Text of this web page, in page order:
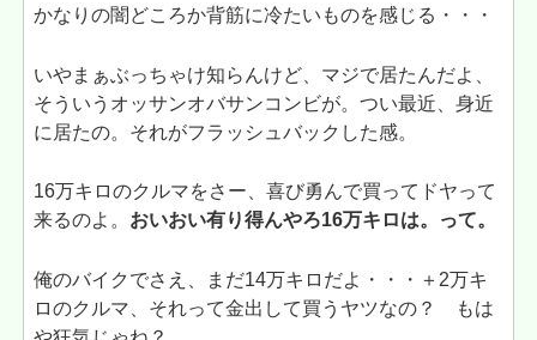
かなりの闇どころか背筋に冷たいものを感じる・・・
いやまぁぶっちゃけ知らんけど、マジで居たんだよ、
そういうオッサンオバサンコンビが。つい最近、身近
に居たの。それがフラッシュバックした感。
16万キロのクルマをさー、喜び勇んで買ってドヤって
来るのよ。 おいおい有り得んやろ16万キロは。って。
俺のバイクでさえ、まだ14万キロだよ・・・＋2万キ
ロのクルマ、それって金出して買うヤツなの？ もは